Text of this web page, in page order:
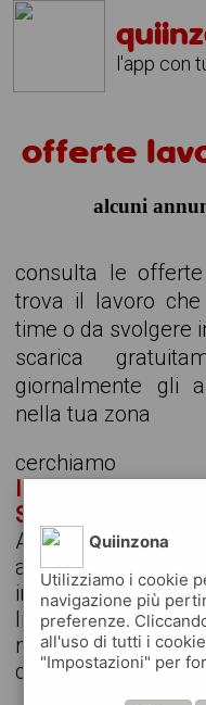
l'app con
offerte
alcuni
consulta le
trova il lavoro
time o da svolgere
scarica
giornalmente gli
nella tua zona
cerchiamo
IMPIEGATA
SOSTITUZIONE
Azienda Cliente
affidato l'incarico
interessata a
Impiegato
maternità, da
contratto di somm...
Quiinzona
Utilizziamo i cookie
navigazione più
preferenze.
all'uso di tutti i
"Impostazioni" per